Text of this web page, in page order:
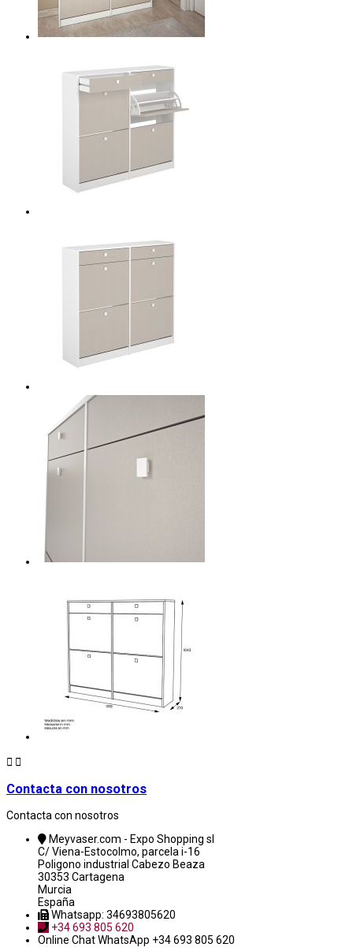
 
Contacta con nosotros
Contacta con nosotros
Meyvaser.com - Expo Shopping sl
C/ Viena-Estocolmo, parcela i-16
Poligono industrial Cabezo Beaza
30353 Cartagena
Murcia
España
Whatsapp: 34693805620
+34 693 805 620
Online ChatWhatsApp +34 693 805 620